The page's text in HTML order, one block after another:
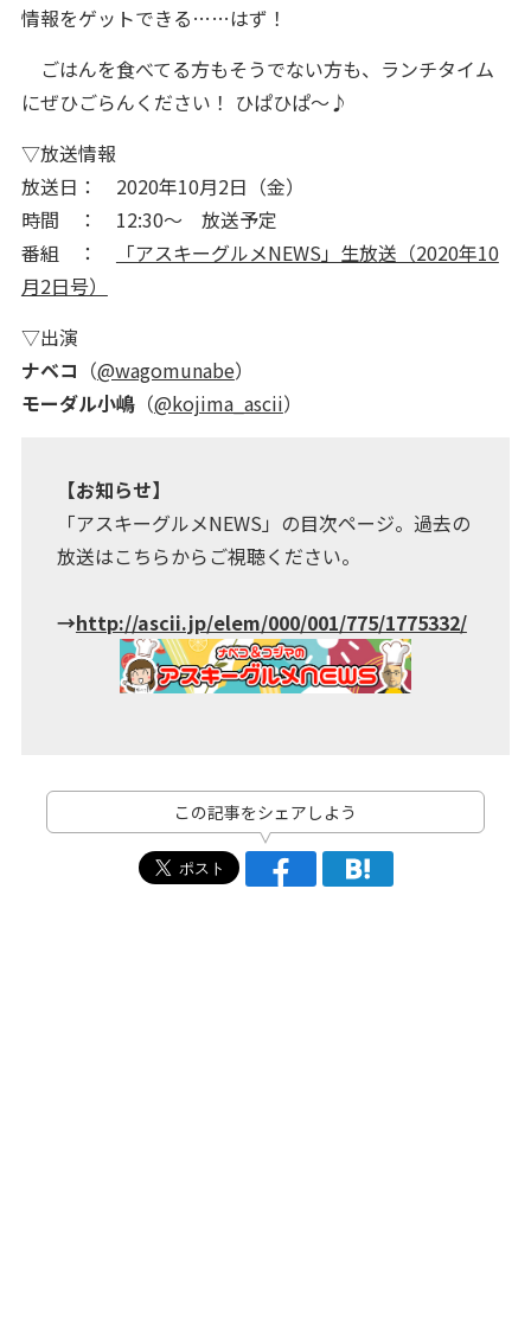
情報をゲットできる……はず！
ごはんを食べてる方もそうでない方も、ランチタイム
にぜひごらんください！ ひぱひぱ～♪
▽放送情報
放送日： 2020年10月2日（金）
時間 ： 12:30～ 放送予定
番組 ：
「アスキーグルメNEWS」生放送（2020年10
月2日号）
▽出演
ナベコ （@wagomunabe）
モーダル小嶋（@kojima_ascii）
【お知らせ】
「アスキーグルメNEWS」の目次ページ。過去の
放送はこちらからご視聴ください。
→http://ascii.jp/elem/000/001/775/1775332/
この記事をシェアしよう